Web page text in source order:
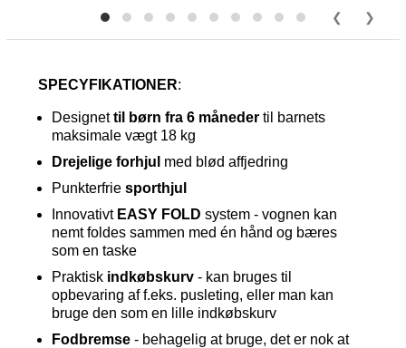
SPECYFIKATIONER:
Designettil børn fra 6 måneder til barnets
maksimale vægt 18 kg
Drejelige forhjul med blød affjedring
Punkterfriesporthjul
Innovativt EASY FOLD system - vognen kan
nemt foldes sammen med én hånd og bæres
som en taske
Praktisk indkøbskurv - kan bruges til
opbevaring af f.eks. pusleting, eller man kan
bruge den som en lille indkøbskurv
Fodbremse - behagelig at bruge, det er nok at